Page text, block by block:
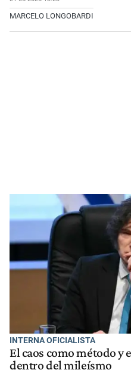
MARCELO LONGOBARDI
INTERNA OFICIALISTA
El caos como método y
dentro del mileísmo